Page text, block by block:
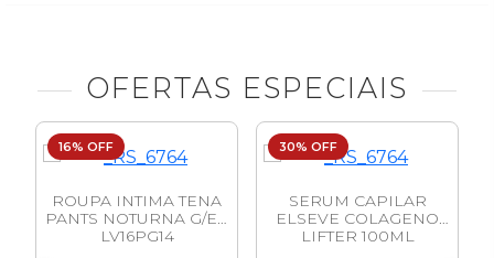
OFERTAS ESPECIAIS
16% OFF
ROUPA INTIMA TENA
PANTS NOTURNA G/EG
LV16PG14
30% OFF
SERUM CAPILAR
ELSEVE COLAGENO
LIFTER 100ML